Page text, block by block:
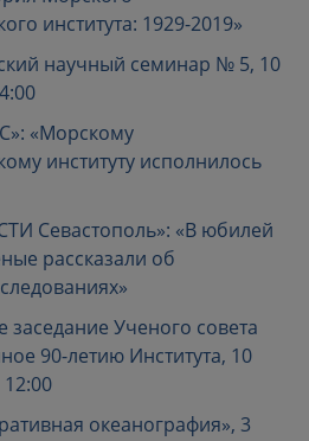
института: 1929-2019»
научный семинар № 5, 10
«Морскому
институту исполнилось
Севастополь»: «В юбилей
рассказали об
заседание Ученого совета
90-летию Института, 10
океанография», 3